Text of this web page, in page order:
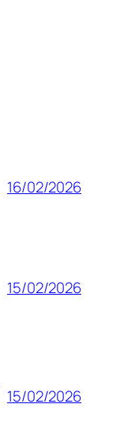
16/02/2026
15/02/2026
15/02/2026